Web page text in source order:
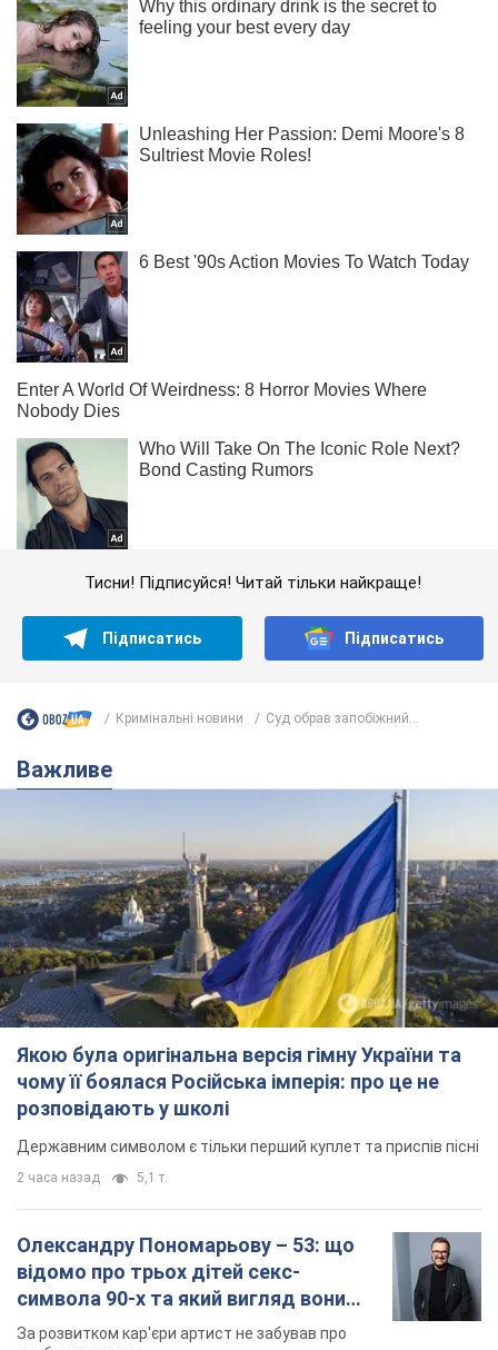
Тисни! Підписуйся! Читай тільки найкраще!
Підписатись Підписатись
Кримінальні новини Суд обрав запобіжний...
Важливе
Якою була оригінальна версія гімну України та
чому її боялася Російська імперія: про це не
розповідають у школі
Державним символом є тільки перший куплет та приспів пісні
2 часа назад 5,1 т.
Олександру Пономарьову – 53: що
відомо про трьох дітей секс-
символа 90-х та який вигляд вони
мають
За розвитком кар'єри артист не забував про